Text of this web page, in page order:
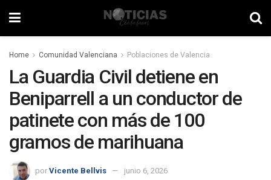
Home Comunidad Valenciana Poblaciones de Valencia
La Guardia Civil detiene en
Beniparrell a un conductor de
patinete con más de 100
gramos de marihuana
por Vicente Bellvis junio 6, 2026